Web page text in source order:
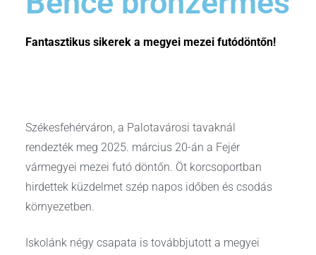
Fantasztikus sikerek a megyei mezei futódöntőn!
Székesfehérváron, a Palotavárosi tavaknál
rendezték meg 2025. március 20-án a Fejér
vármegyei mezei futó döntőn. Öt korcsoportban
hirdettek küzdelmet szép napos időben és csodás
környezetben.
Iskolánk négy csapata is továbbjutott a megyei